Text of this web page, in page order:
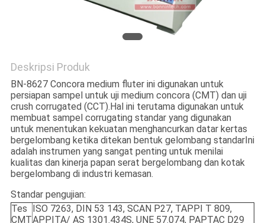
Deskripsi Produk
BN-8627 Concora medium fluter ini digunakan untuk
persiapan sampel untuk uji medium concora (CMT) dan uji
crush corrugated (CCT).Hal ini terutama digunakan untuk
membuat sampel corrugating standar yang digunakan
untuk menentukan kekuatan menghancurkan datar kertas
bergelombang ketika ditekan bentuk gelombang standarIni
adalah instrumen yang sangat penting untuk menilai
kualitas dan kinerja papan serat bergelombang dan kotak
bergelombang di industri kemasan.
Standar pengujian:
Tes
CMT
ISO 7263, DIN 53 143, SCAN P27, TAPPI T 809,
APPITA/ AS 1301.434S, UNE 57.074, PAPTAC D29